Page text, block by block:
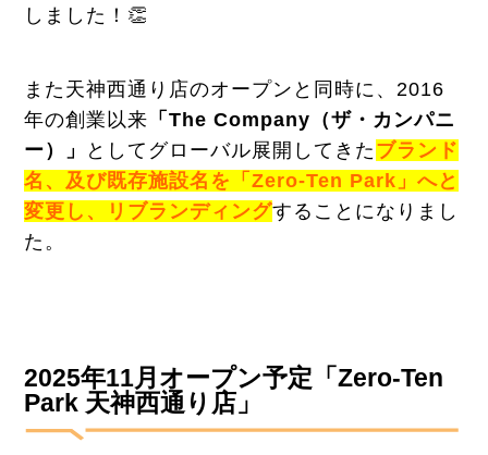
しました！👏
また天神西通り店のオープンと同時に、2016
年の創業以来 「The Company（ザ・カンパニ
ー）」
としてグローバル展開してきた ブランド
名、及び既存施設名を「Zero-Ten Park」へと
変更し、リブランディングすることになりまし
た。
2025年11月オープン予定「Zero-Ten
Park 天神西通り店 」